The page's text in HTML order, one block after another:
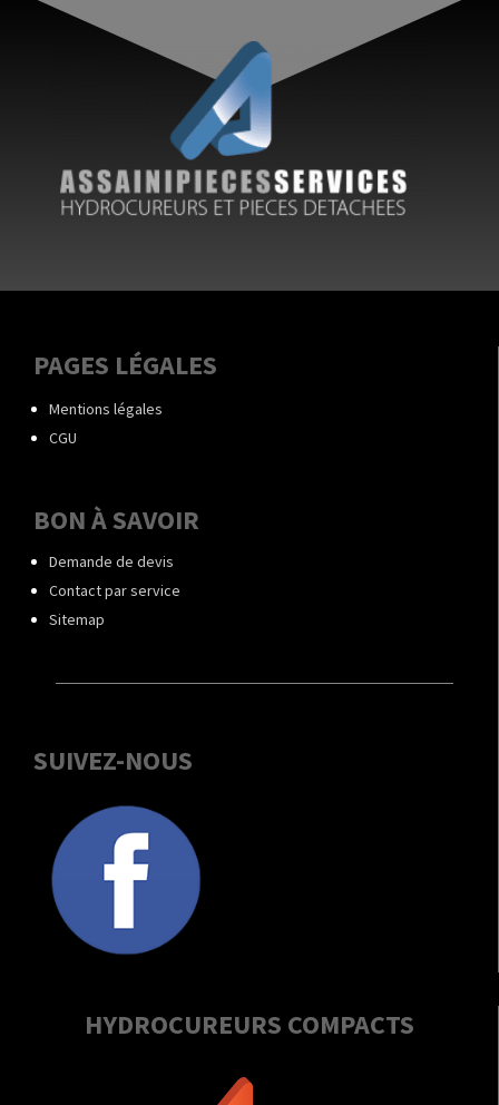
PAGES LÉGALES
Mentions légales
CGU
BON À SAVOIR
Demande de devis
Contact par service
Sitemap
SUIVEZ-NOUS
HYDROCUREURS COMPACTS